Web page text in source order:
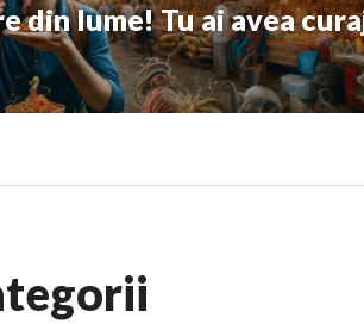
din lume! Tu ai avea